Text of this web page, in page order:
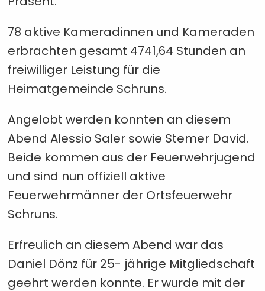
78 aktive Kameradinnen und Kameraden
erbrachten gesamt 4741,64 Stunden an
freiwilliger Leistung für die
Heimatgemeinde Schruns.
Angelobt werden konnten an diesem
Abend Alessio Saler sowie Stemer David.
Beide kommen aus der Feuerwehrjugend
und sind nun offiziell aktive
Feuerwehrmänner der Ortsfeuerwehr
Schruns.
Erfreulich an diesem Abend war das
Daniel Dönz für 25- jährige Mitgliedschaft
geehrt werden konnte. Er wurde mit der